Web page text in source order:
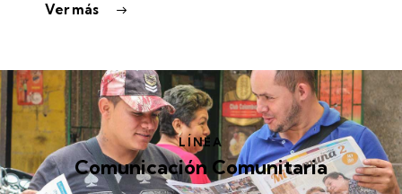
Ver más
LÍNEA
Comunicación Comunitaria